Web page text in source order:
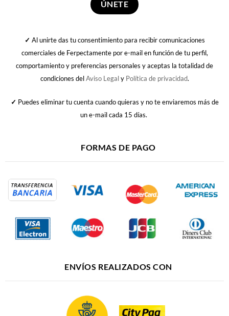
✓ Al unirte das tu consentimiento para recibir comunicaciones
comerciales de Ferpectamente por e-mail en función de tu perfil,
comportamiento y preferencias personales y aceptas la totalidad de
condiciones delAviso Legaly Política de privacidad.
✓ Puedes eliminar tu cuenta cuando quieras y no te enviaremos más de
un e-mail cada 15 días.
FORMAS DE PAGO
ENVÍOS REALIZADOS CON